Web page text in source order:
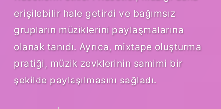
erişilebilir hale getirdi ve bağımsız
grupların müziklerini paylaşmalarına
olanak tanıdı. Ayrıca, mixtape oluşturma
pratiği, müzik zevklerinin samimi bir
şekilde paylaşılmasını sağladı.